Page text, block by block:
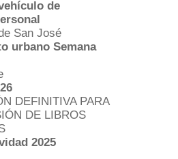
de
San José
urbano Semana
DEFINITIVA PARA
DE LIBROS
2025